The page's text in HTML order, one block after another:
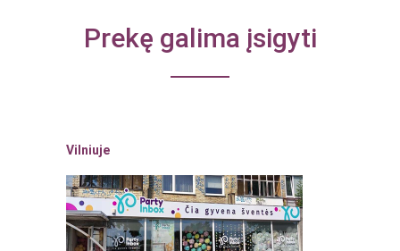
Prekę galima įsigyti
Vilniuje